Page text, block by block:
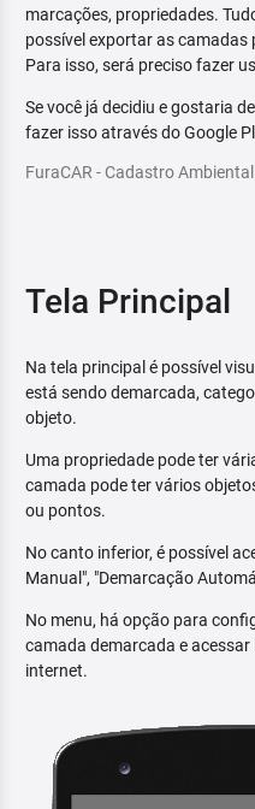
marcações, propriedades.
possível exportar as camadas
Para isso, será preciso fazer
Se você já decidiu e gostaria
fazer isso através do Google
FuraCAR - Cadastro Ambiental
Tela Principal
Na tela principal é possível
está sendo demarcada,
objeto.
Uma propriedade pode ter
camada pode ter vários
ou pontos.
No canto inferior, é possível
Manual", "Demarcação
No menu, há opção para
camada demarcada e
internet.